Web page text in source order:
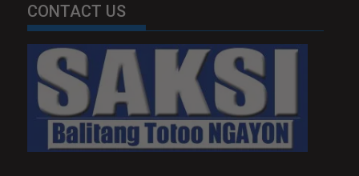
CONTACT US